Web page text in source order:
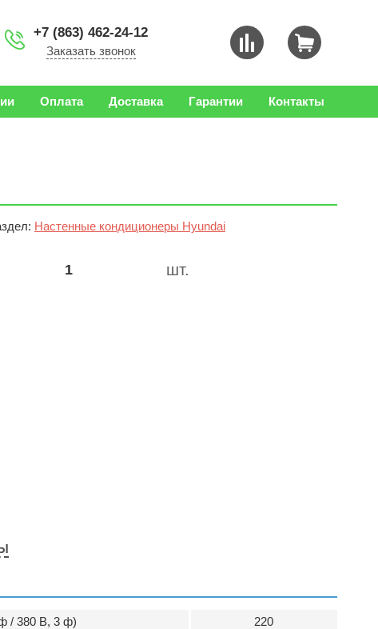
+7 (863) 462-24-12
Заказать звонок
Оплата Доставка Гарантии Контакты
Настенные кондиционеры Hyundai
шт.
/ 380 В, 3 ф)
220